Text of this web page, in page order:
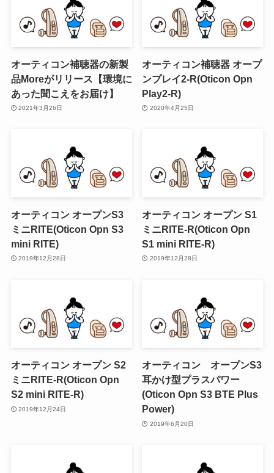
オーティコン補聴器の新製
品Moreがリリース【環境に
あった聞こえをお届け】
2021年3月26日
オーティコン補聴器 オープ
ンプレイ2-R(Oticon Opn
Play2-R)
2020年4月25日
オーティコン オープンS3
ミニRITE(Oticon Opn S3
mini RITE)
2019年12月28日
オーティコン オープン S1
ミニRITE-R(Oticon Opn
S1 mini RITE-R)
2019年12月28日
オーティコン オープン S2
ミニRITE-R(Oticon Opn
S2 mini RITE-R)
2019年12月24日
オーティコン オープンS3
耳かけ型プラスパワー
(Oticon Opn S3 BTE Plus
Power)
2019年6月20日